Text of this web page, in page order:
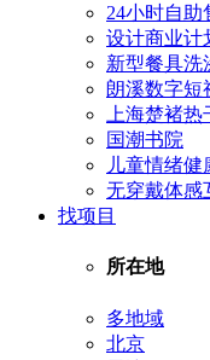
24小时自助
设计商业计
新型餐具洗
朗溪数字短
上海楚褚
国潮书院
儿童情绪健
无穿戴体感
找项目
所在地
多地域
北京